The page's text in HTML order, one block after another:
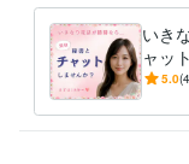
事務・ビジネスサポー
ライフスタイル・そ
ライフスタイル・そ
ライフスタイル・その
職歴
いき
ャッ
長秘
う
5.0